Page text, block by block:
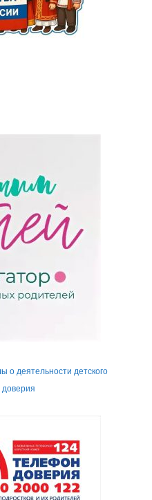
деятельности детского